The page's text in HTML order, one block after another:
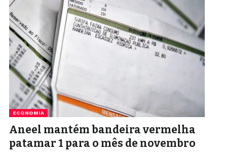
ECONOMIA
Aneel mantém bandeira vermelha
patamar 1 para o mês de novembro